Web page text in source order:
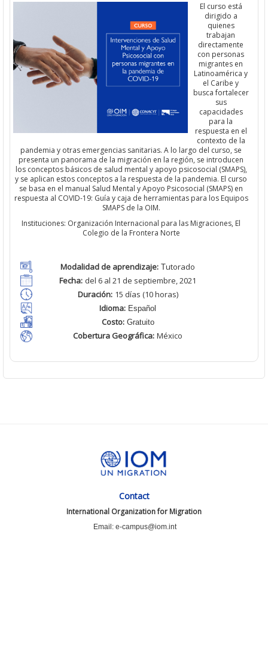
El curso está
dirigido a
quienes
trabajan
directamente
con personas
migrantes en
Latinoamérica y
el Caribe y
busca fortalecer
sus
capacidades
para la
respuesta en el
contexto de la
pandemia y otras emergencias sanitarias. A lo largo del curso, se
presenta un panorama de la migración en la región, se introducen
los conceptos básicos de salud mental y apoyo psicosocial (SMAPS),
y se aplican estos conceptos a la respuesta de la pandemia. El curso
se basa en el manual Salud Mental y Apoyo Psicosocial (SMAPS) en
respuesta al COVID-19: Guía y caja de herramientas para los Equipos
SMAPS de la OIM.
Instituciones: Organización Internacional para las Migraciones, El
Colegio de la Frontera Norte
Modalidad de aprendizaje: Tutorado
Fecha: del 6 al 21 de septiembre, 2021
Duración: 15 días (10 horas)
Idioma: Español
Costo:Gratuito
Cobertura Geográfica: México
Contact
International Organization for Migration
Email: e-campus@iom.int